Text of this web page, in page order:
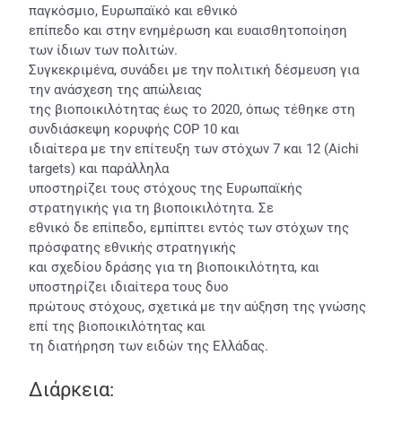
παγκόσμιο, Ευρωπαϊκό και εθνικό
επίπεδο και στην ενημέρωση και ευαισθητοποίηση
των ίδιων των πολιτών.
Συγκεκριμένα, συνάδει με την πολιτική δέσμευση για
την ανάσχεση της απώλειας
της βιοποικιλότητας έως το 2020, όπως τέθηκε στη
συνδιάσκεψη κορυφής COP 10 και
ιδιαίτερα με την επίτευξη των στόχων 7 και 12 (Aichi
targets) και παράλληλα
υποστηρίζει τους στόχους της Ευρωπαϊκής
στρατηγικής για τη βιοποικιλότητα. Σε
εθνικό δε επίπεδο, εμπίπτει εντός των στόχων της
πρόσφατης εθνικής στρατηγικής
και σχεδίου δράσης για τη βιοποικιλότητα, και
υποστηρίζει ιδιαίτερα τους δυο
πρώτους στόχους, σχετικά με την αύξηση της γνώσης
επί της βιοποικιλότητας και
τη διατήρηση των ειδών της Ελλάδας.
Διάρκεια: